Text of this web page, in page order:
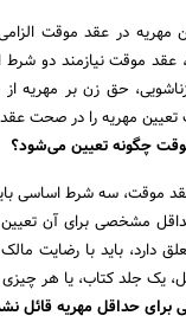
مهریه در عقد موقت
عقد موقت نیازمند دو
حق زن بر مهریه
تعیین مهریه را در صحت
چگونه تعیین می‌شود؟
موقت، سه شرط اساسی
مشخصی برای آن
دارد، باید با رضایت
یک جلد کتاب، یا هر
برای حداقل مهریه قائل